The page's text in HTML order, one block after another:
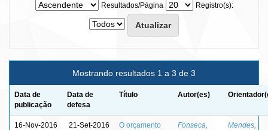
Resultados/Página
Registro(s):
Mostrando resultados 1 a 3 de 3
Data de
publicação
Data de
defesa
Título Autor(es)
16-Nov-2016 21-Set-2016
O orçamento
Fonseca,
Mendes,